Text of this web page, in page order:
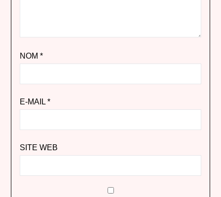
NOM *
E-MAIL *
SITE WEB